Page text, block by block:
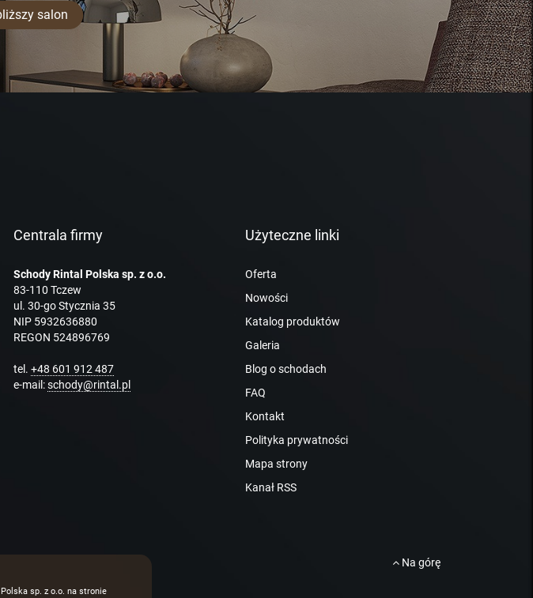
salon
Centrala firmy
Schody Rintal Polska sp. z o.o.
83-110 Tczew
ul. 30-go Stycznia 35
NIP 5932636880
REGON 524896769
tel. +48 601 912 487
e-mail:schody@rintal.pl
Użyteczne linki
Oferta
Nowości
Katalog produktów
Galeria
Blog o schodach
FAQ
Kontakt
Polityka prywatności
Mapa strony
Kanał RSS
sp. z o.o. na stronie
Na górę